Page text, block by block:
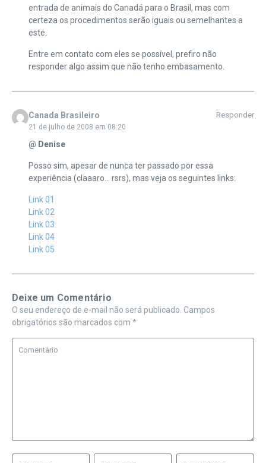
entrada de animais do Canadá para o Brasil, mas com
certeza os procedimentos serão iguais ou semelhantes a
este.
Entre em contato com eles se possível, prefiro não
responder algo assim que não tenho embasamento.
Canada Brasileiro
21 de julho de 2008 em 08:20
Responder
@ Denise
Posso sim, apesar de nunca ter passado por essa
experiência (claaaro… rsrs), mas veja os seguintes links:
Link 01
Link 02
Link 03
Link 04
Link 05
Deixe um Comentário
O seu endereço de e-mail não será publicado. Campos
obrigatórios são marcados com *